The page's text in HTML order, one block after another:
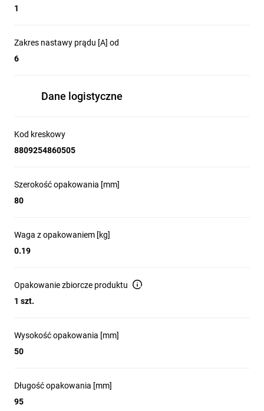
1
Zakres nastawy prądu [A] od
6
Dane logistyczne
Kod kreskowy
8809254860505
Szerokość opakowania [mm]
80
Waga z opakowaniem [kg]
0.19
Opakowanie zbiorcze produktu
1 szt.
Wysokość opakowania [mm]
50
Długość opakowania [mm]
95